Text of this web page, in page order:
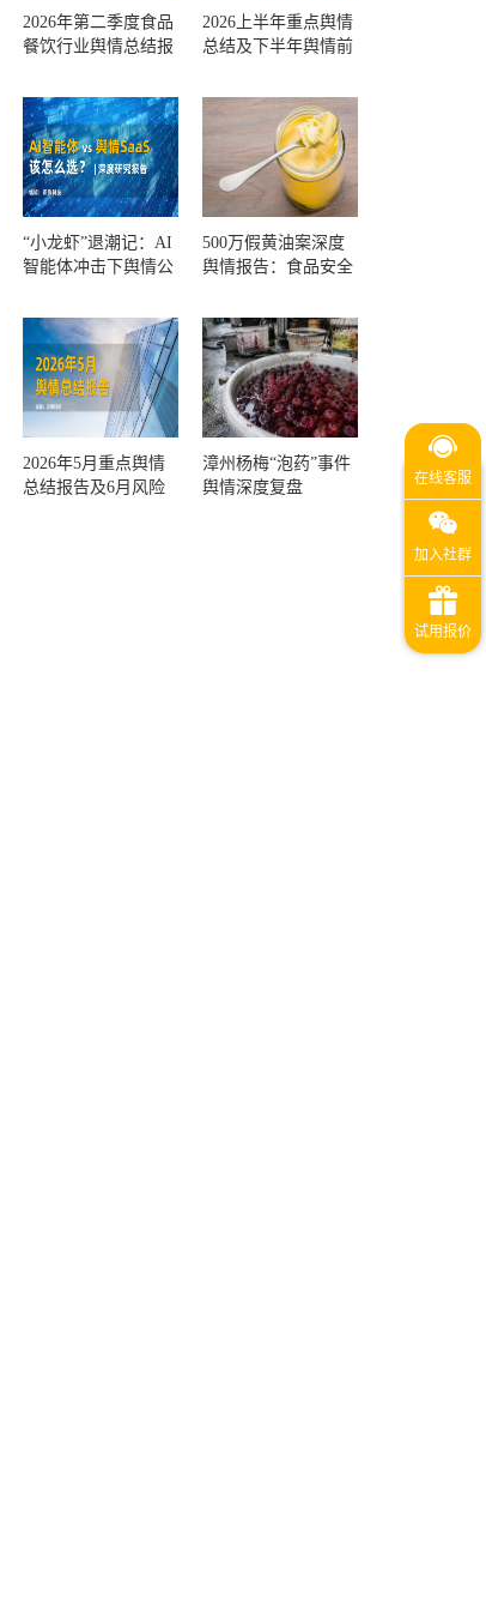
2026年第二季度食品
餐饮行业舆情总结报
测
2026上半年重点舆情
总结及下半年舆情前
“小龙虾”退潮记：AI
智能体冲击下舆情公
500万假黄油案深度
舆情报告：食品安全
一环？
2026年5月重点舆情
总结报告及6月风险
漳州杨梅“泡药”事件
舆情深度复盘